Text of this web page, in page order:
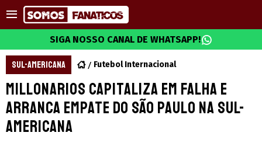
SIGA NOSSO CANAL DE WHATSAPP!
SUL-AMERICANA Futebol Internacional
Millonarios capitaliza em falha e
arranca empate do São Paulo na Sul-
Americana